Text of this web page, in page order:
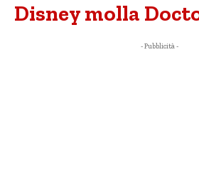
Disney molla
- Pubblicità -